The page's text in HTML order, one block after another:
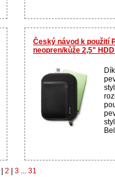
Český návod k použití
neopren/kůže 2,5"
2 3 ... 31